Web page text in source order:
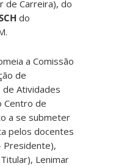
de Carreira), do
do
a Comissão
de
de Atividades
Centro de
a se submeter
pelos docentes
Presidente),
Lenimar